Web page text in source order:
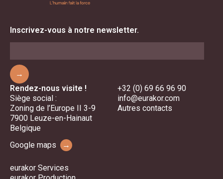
Inscrivez-vous à notre newsletter.
→
Rendez-nous visite !
Siège social :
Zoning de l’Europe II 3-9
7900 Leuze-en-Hainaut
Belgique
Google maps
→
+32 (0) 69 66 96 90
info@eurakor.com
Autres contacts
eurakor Services